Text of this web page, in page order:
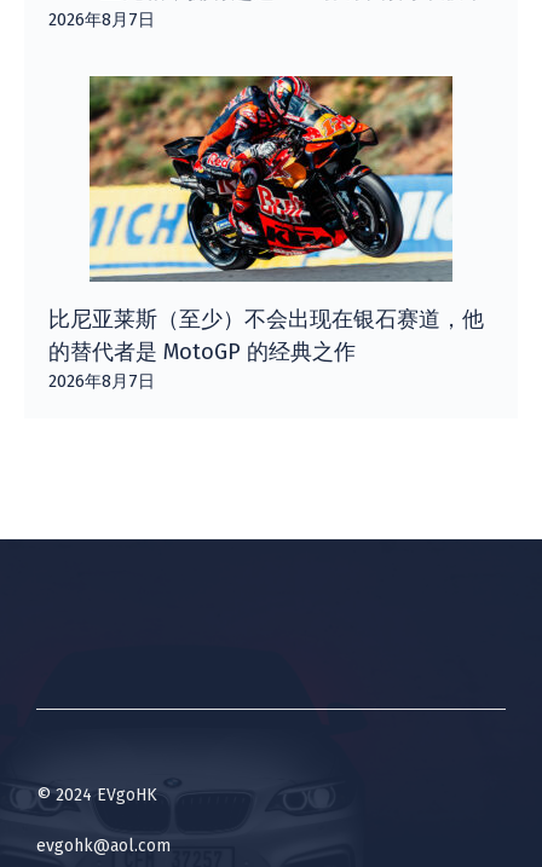
2026年8月7日
比尼亚莱斯（至少）不会出现在银石赛道，他
的替代者是 MotoGP 的经典之作
2026年8月7日
© 2024 EVgoHK
evgohk@aol.com